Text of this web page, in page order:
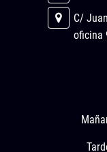
C/
oficina